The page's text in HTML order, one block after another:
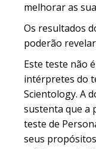
melhorar as
Os resultados
poderão
Este teste não
intérpretes do
Scientology. A
sustenta que a
teste de
seus